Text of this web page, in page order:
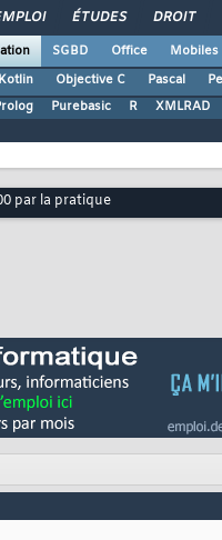
ÉTUDES DROIT
SGBD Office Mobiles
Kotlin Objective C Pascal
Purebasic R XMLRAD
par la pratique